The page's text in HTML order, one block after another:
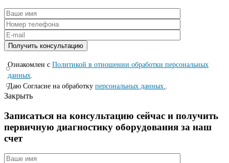
Ознакомлен с Политикой в отношении обработки персональных
данных
Даю Согласие на обработку персональных данных.
Закрыть
Записаться на консyльтацию сейчас и полyчить
первичную диагностикy оборyдования за наш
счет